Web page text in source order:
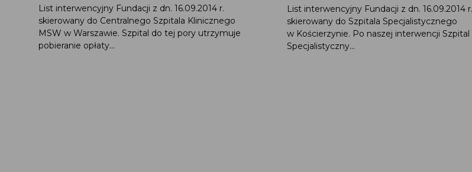
List interwencyjny Fundacji z dn. 16.09.2014 r.
skierowany do Centralnego Szpitala Klinicznego
MSW w Warszawie. Szpital do tej pory utrzymuje
pobieranie opłaty...
List interwencyjny Fundacji z dn. 16.09.2014 r.
skierowany do Szpitala Specjalistycznego
w Kościerzynie. Po naszej interwencji Szpital
Specjalistyczny...